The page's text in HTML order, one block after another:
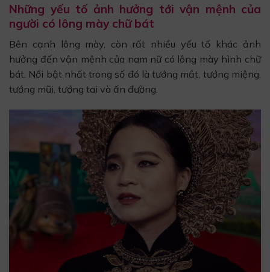
Những yếu tố ảnh hưởng tới vận mệnh của
người có lông mày chữ bát
Bên cạnh lông mày, còn rất nhiều yếu tố khác ảnh
hưởng đến vận mệnh của nam nữ có lông mày hình chữ
bát. Nổi bật nhất trong số đó là tướng mắt, tướng miệng,
tướng mũi, tướng tai và ấn đường.